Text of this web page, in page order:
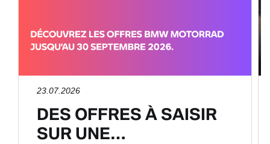
23.07.2026
DES OFFRES À SAISIR
SUR UNE…